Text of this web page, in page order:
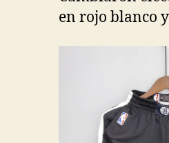
en rojo blanco